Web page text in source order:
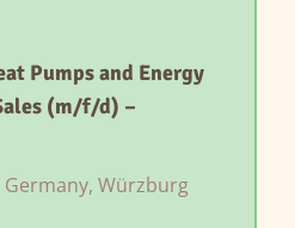
Pumps and Energy
(m/f/d) –
Germany, Würzburg